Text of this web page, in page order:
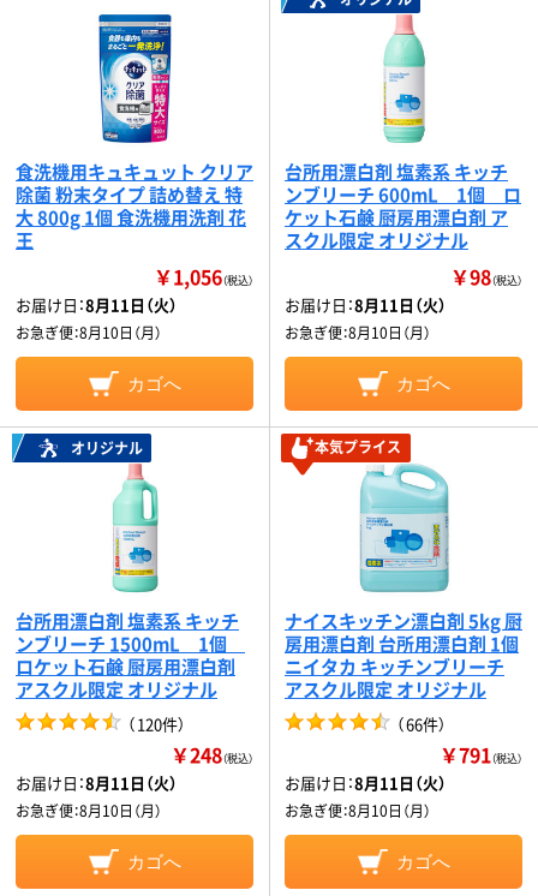
食洗機用キュキュット クリア
除菌 粉末タイプ 詰め替え 特
大 800g 1個 食洗機用洗剤 花
王
￥1,056（税込）
お届け日：8月11日（火）
お急ぎ便：8月10日（月）
カゴへ
台所用漂白剤 塩素系 キッチ
ンブリーチ 600mL 1個 ロ
ケット石鹸 厨房用漂白剤 ア
スクル限定 オリジナル
￥98（税込）
お届け日：8月11日（火）
お急ぎ便：8月10日（月）
カゴへ
オリジナル
台所用漂白剤 塩素系 キッチ
ンブリーチ 1500mL 1個
ロケット石鹸 厨房用漂白剤
アスクル限定 オリジナル
（120件）
￥248（税込）
お届け日：8月11日（火）
お急ぎ便：8月10日（月）
カゴへ
本気プライス
ナイスキッチン漂白剤 5kg 厨
房用漂白剤 台所用漂白剤 1個
ニイタカ キッチンブリーチ
アスクル限定 オリジナル
（66件）
￥791（税込）
お届け日：8月11日（火）
お急ぎ便：8月10日（月）
カゴへ